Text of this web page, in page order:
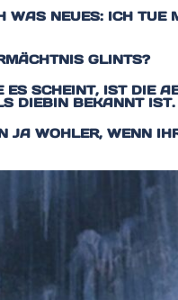
WAS NEUES: ICH TUE
GLINTS?
ES SCHEINT, IST DIE
DIEBIN BEKANNT IST.
JA WOHLER, WENN